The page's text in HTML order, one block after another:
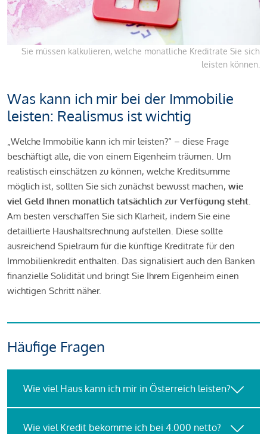
Sie müssen kalkulieren, welche monatliche Kreditrate Sie sich
leisten können.
Was kann ich mir bei der Immobilie
leisten: Realismus ist wichtig
„Welche Immobilie kann ich mir leisten?“ – diese Frage
beschäftigt alle, die von einem Eigenheim träumen. Um
realistisch einschätzen zu können, welche Kreditsumme
möglich ist, sollten Sie sich zunächst bewusst machen, wie
viel Geld Ihnen monatlich tatsächlich zur Verfügung steht.
Am besten verschaffen Sie sich Klarheit, indem Sie eine
detaillierte Haushaltsrechnung aufstellen. Diese sollte
ausreichend Spielraum für die künftige Kreditrate für den
Immobilienkredit enthalten. Das signalisiert auch den Banken
finanzielle Solidität und bringt Sie Ihrem Eigenheim einen
wichtigen Schritt näher.
Häufige Fragen
Wie viel Haus kann ich mir in Österreich leisten?
Wie viel Kredit bekomme ich bei 4.000 netto?